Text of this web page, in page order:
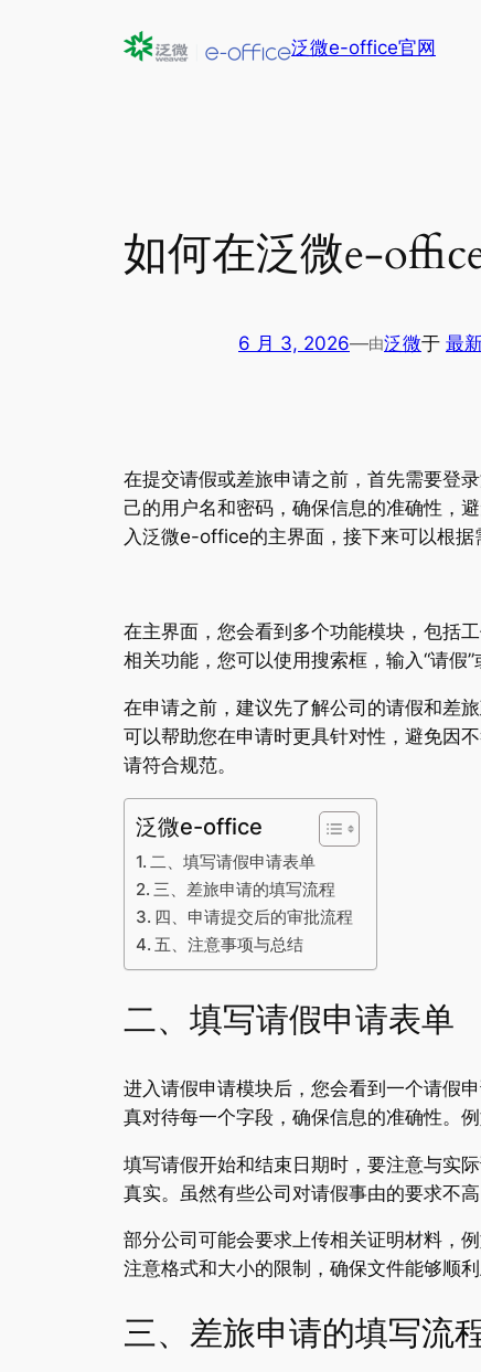
泛微e-office官网
如何在泛微e-
6 月 3, 2026—由泛微于 最
在提交请假或差旅申请之前，首先需要登
己的用户名和密码，确保信息的准确性，
入泛微e-office的主界面，接下来可以根据
在主界面，您会看到多个功能模块，包括
相关功能，您可以使用搜索框，输入“请假
在申请之前，建议先了解公司的请假和差
可以帮助您在申请时更具针对性，避免因
请符合规范。
泛微e-office
二、填写请假申请表单
三、差旅申请的填写流程
四、申请提交后的审批流程
五、注意事项与总结
二、填写请假申请表单
进入请假申请模块后，您会看到一个请假
真对待每一个字段，确保信息的准确性。
填写请假开始和结束日期时，要注意与实
真实。虽然有些公司对请假事由的要求不
部分公司可能会要求上传相关证明材料，
注意格式和大小的限制，确保文件能够顺
三、差旅申请的填写流